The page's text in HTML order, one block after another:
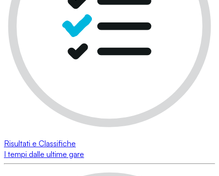
Risultati e Classifiche
I tempi dalle ultime gare